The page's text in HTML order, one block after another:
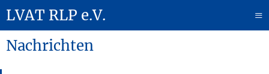
LVAT RLP e.V.
≡
Nachrichten